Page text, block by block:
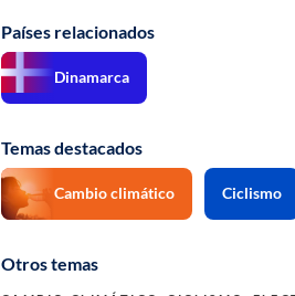
Países relacionados
Dinamarca
Temas destacados
Cambio climático Ciclismo
Otros temas